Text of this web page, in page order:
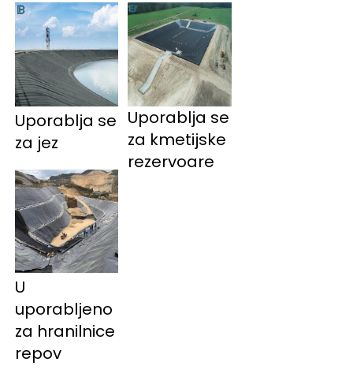
Uporablja se
za jez
Uporablja se
za kmetijske
rezervoare
uporabljeno
za hranilnice
repov